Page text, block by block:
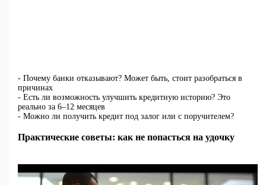
- Почему банки отказывают? Может быть, стоит разобраться в
причинах
- Есть ли возможность улучшить кредитную историю? Это
реально за 6–12 месяцев
- Можно ли получить кредит под залог или с поручителем?
Практические советы: как не попасться на удочку